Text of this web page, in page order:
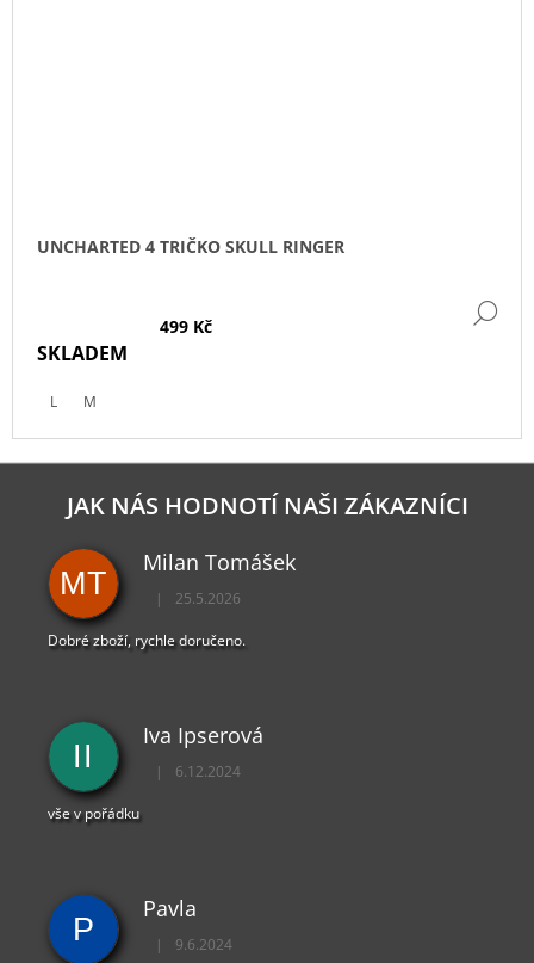
UNCHARTED 4 TRIČKO SKULL RINGER
499 Kč
SKLADEM
L M
JAK NÁS HODNOTÍ NAŠI ZÁKAZNÍCI
MT
Milan Tomášek
Hodnocení obchodu je 5 z 5 hvězdiček.
| 25.5.2026
Dobré zboží, rychle doručeno.
II
Iva Ipserová
Hodnocení obchodu je 5 z 5 hvězdiček.
| 6.12.2024
vše v pořádku
P
Pavla
Hodnocení obchodu je 5 z 5 hvězdiček.
| 9.6.2024